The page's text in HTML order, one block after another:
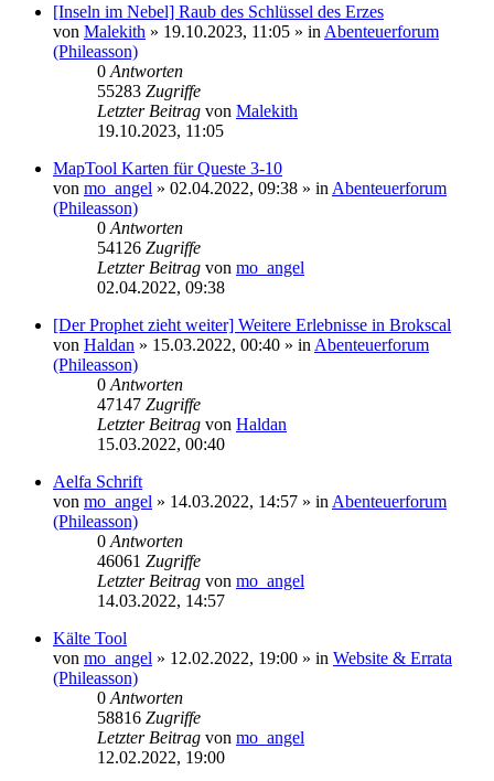
[Inseln im Nebel] Raub des Schlüssel des Erzes
von Malekith » 19.10.2023, 11:05 » in Abenteuerforum
(Phileasson)
0 Antworten
55283 Zugriffe
Letzter Beitrag von Malekith
19.10.2023, 11:05
MapTool Karten für Queste 3-10
von mo_angel » 02.04.2022, 09:38 » in Abenteuerforum
(Phileasson)
0 Antworten
54126 Zugriffe
Letzter Beitrag von mo_angel
02.04.2022, 09:38
[Der Prophet zieht weiter] Weitere Erlebnisse in Brokscal
von Haldan » 15.03.2022, 00:40 » in Abenteuerforum
(Phileasson)
0 Antworten
47147 Zugriffe
Letzter Beitrag von Haldan
15.03.2022, 00:40
Aelfa Schrift
von mo_angel » 14.03.2022, 14:57 » in Abenteuerforum
(Phileasson)
0 Antworten
46061 Zugriffe
Letzter Beitrag von mo_angel
14.03.2022, 14:57
Kälte Tool
von mo_angel » 12.02.2022, 19:00 » in Website & Errata
(Phileasson)
0 Antworten
58816 Zugriffe
Letzter Beitrag von mo_angel
12.02.2022, 19:00